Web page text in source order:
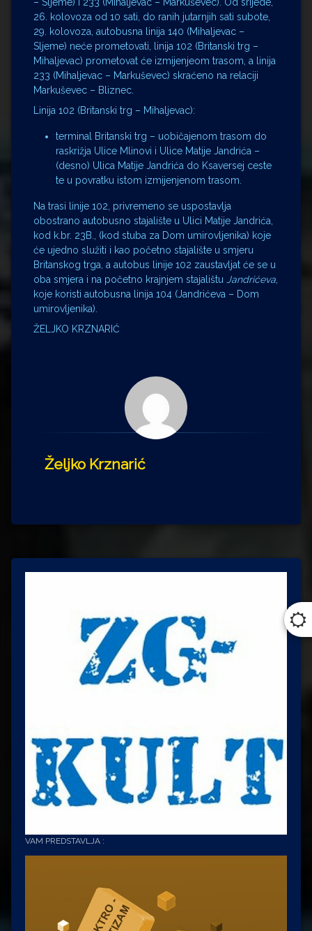
– Sljeme) i 233 (Mihaljevac – Markuševec). Od srijede,
26. kolovoza od 10 sati, do ranih jutarnjih sati subote,
29. kolovoza, autobusna linija 140 (Mihaljevac –
Sljeme) neće prometovati, linija 102 (Britanski trg –
Mihaljevac) prometovat će izmijenjeom trasom, a linija
233 (Mihaljevac – Markuševec) skraćeno na relaciji
Markuševec – Bliznec.
Linija 102 (Britanski trg – Mihaljevac):
terminal Britanski trg – uobičajenom trasom do
raskrižja Ulice Mlinovi i Ulice Matije Jandrića –
(desno) Ulica Matije Jandrića do Ksaversej ceste
te u povratku istom izmijenjenom trasom.
Na trasi linije 102, privremeno se uspostavlja
obostrano autobusno stajalište u Ulici Matije Jandrića,
kod k.br. 23B., (kod stuba za Dom umirovljenika) koje
će ujedno služiti i kao početno stajalište u smjeru
Britanskog trga, a autobus linije 102 zaustavljat će se u
oba smjera i na početno krajnjem stajalištu Jandrićeva,
koje koristi autobusna linija 104 (Jandrićeva – Dom
umirovljenika).
ŽELJKO KRZNARIĆ
Željko Krznarić
VAM PREDSTAVLJA :